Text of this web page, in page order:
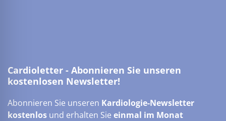
Cardioletter - Abonnieren Sie unseren
kostenlosen Newsletter!
Abonnieren Sie unseren Kardiologie-Newsletter
kostenlos und erhalten Sie einmal im Monat